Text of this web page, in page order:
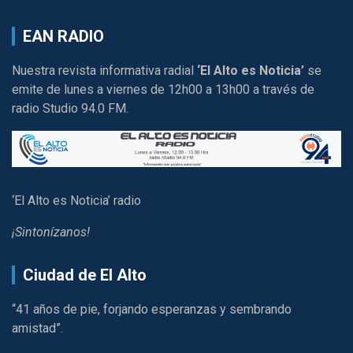
EAN RADIO
Nuestra revista informativa radial ‘El Alto es Noticia’ se
emite de lunes a viernes de 12h00 a 13h00 a través de
radio Studio 94.0 FM.
‘El Alto es Noticia’ radio
¡Sintonízanos!
Ciudad de El Alto
“41 años de pie, forjando esperanzas y sembrando
amistad”.